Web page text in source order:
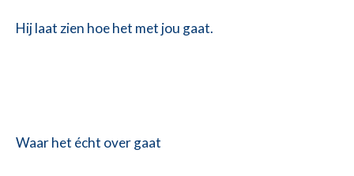
Hij laat zien hoe het met jou gaat.
Waar het écht over gaat